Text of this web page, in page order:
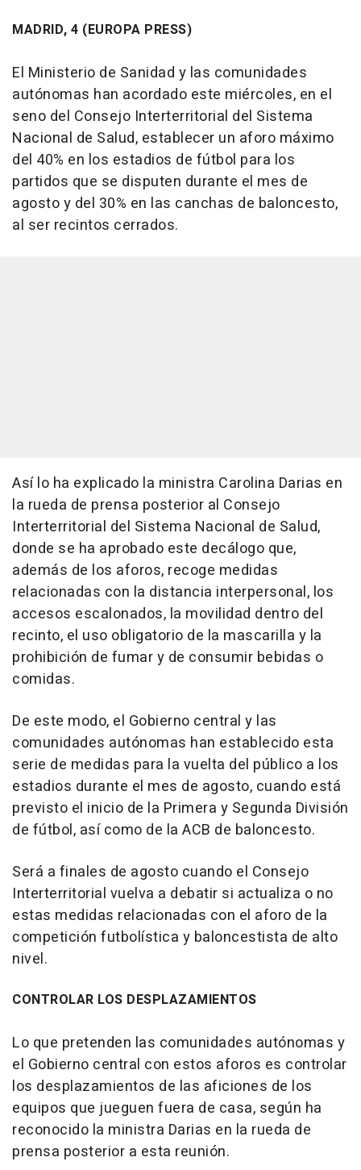
MADRID, 4 (EUROPA PRESS)
El Ministerio de Sanidad y las comunidades
autónomas han acordado este miércoles, en el
seno del Consejo Interterritorial del Sistema
Nacional de Salud, establecer un aforo máximo
del 40% en los estadios de fútbol para los
partidos que se disputen durante el mes de
agosto y del 30% en las canchas de baloncesto,
al ser recintos cerrados.
Así lo ha explicado la ministra Carolina Darias en
la rueda de prensa posterior al Consejo
Interterritorial del Sistema Nacional de Salud,
donde se ha aprobado este decálogo que,
además de los aforos, recoge medidas
relacionadas con la distancia interpersonal, los
accesos escalonados, la movilidad dentro del
recinto, el uso obligatorio de la mascarilla y la
prohibición de fumar y de consumir bebidas o
comidas.
De este modo, el Gobierno central y las
comunidades autónomas han establecido esta
serie de medidas para la vuelta del público a los
estadios durante el mes de agosto, cuando está
previsto el inicio de la Primera y Segunda División
de fútbol, así como de la ACB de baloncesto.
Será a finales de agosto cuando el Consejo
Interterritorial vuelva a debatir si actualiza o no
estas medidas relacionadas con el aforo de la
competición futbolística y baloncestista de alto
nivel.
CONTROLAR LOS DESPLAZAMIENTOS
Lo que pretenden las comunidades autónomas y
el Gobierno central con estos aforos es controlar
los desplazamientos de las aficiones de los
equipos que jueguen fuera de casa, según ha
reconocido la ministra Darias en la rueda de
prensa posterior a esta reunión.